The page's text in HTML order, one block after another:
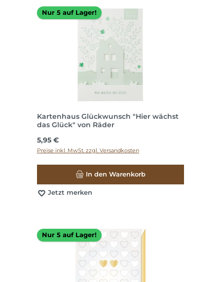
Nur 5 auf Lager!
Kartenhaus Glückwunsch "Hier wächst
das Glück" von Räder
Regulärer Preis:
5,95 €
Preise inkl. MwSt. zzgl. Versandkosten
In den Warenkorb
Jetzt merken
Nur 5 auf Lager!